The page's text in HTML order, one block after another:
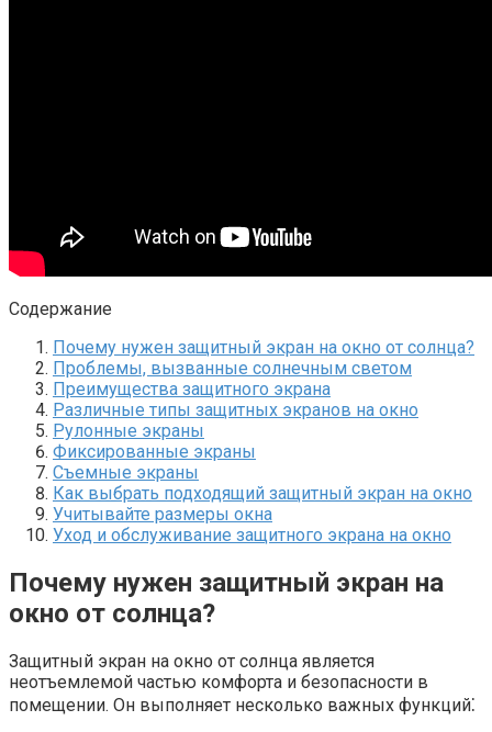
Содержание
Почему нужен защитный экран на окно от солнца?​
Проблемы, вызванные солнечным светом
Преимущества защитного экрана
Различные типы защитных экранов на окно
Рулонные экраны
Фиксированные экраны
Съемные экраны
Как выбрать подходящий защитный экран на окно
Учитывайте размеры окна
Уход и обслуживание защитного экрана на окно
Почему нужен защитный экран на
окно от солнца?​
Защитный экран на окно от солнца является
неотъемлемой частью комфорта и безопасности в
помещении.​ Он выполняет несколько важных функций⁚